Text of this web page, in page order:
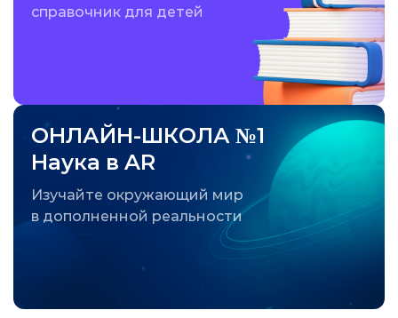
справочник для детей
ОНЛАЙН-ШКОЛА №1
Наука в AR
Изучайте окружающий мир
в дополненной реальности